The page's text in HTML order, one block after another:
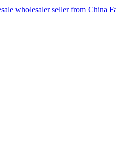
wholesaler seller from China